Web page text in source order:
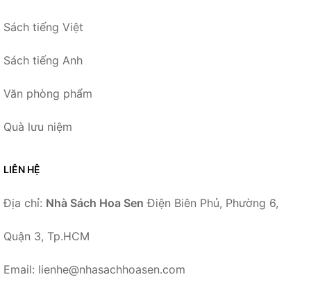
Sách tiếng Việt
Sách tiếng Anh
Văn phòng phẩm
Quà lưu niệm
LIÊN HỆ
Địa chỉ: Nhà Sách Hoa Sen Điện Biên Phủ, Phường 6,
Quận 3, Tp.HCM
Email: lienhe@nhasachhoasen.com